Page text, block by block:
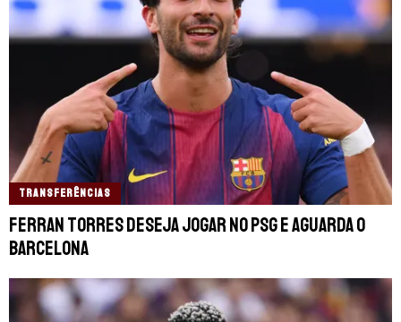
TRANSFERÊNCIAS
Ferran Torres deseja jogar no PSG e aguarda o
Barcelona